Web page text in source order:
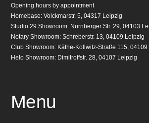
Opening hours by appointment
Homebase: Volckmarstr. 5, 04317 Leipzig
Studio 29 Showroom: Nürnberger Str. 29, 04103
Notary Showroom: Schreberstr. 13, 04109 Leipzig
Club Showroom: Käthe-Kollwitz-Straße 115, 04109
Helo Showroom: Dimitroffstr. 28, 04107 Leipzig
Menu